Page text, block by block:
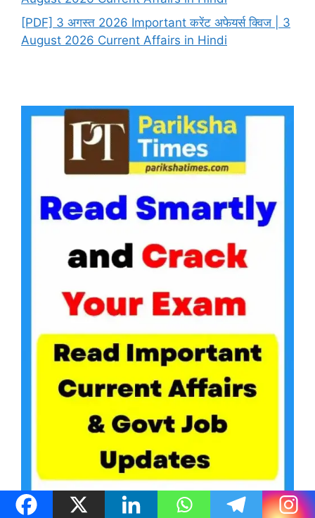
[PDF] 3 अगस्त 2026 Important करेंट अफेयर्स क्विज | 3
August 2026 Current Affairs in Hindi